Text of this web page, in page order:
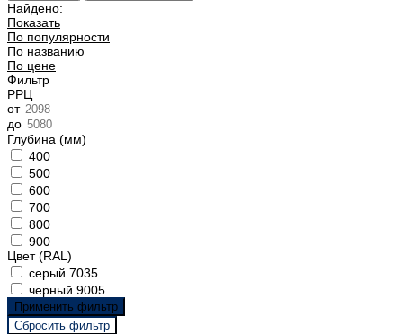
Найдено:
Показать
По популярности
По названию
По цене
Фильтр
РРЦ
от
до
Глубина (мм)
400
500
600
700
800
900
Цвет (RAL)
серый 7035
черный 9005